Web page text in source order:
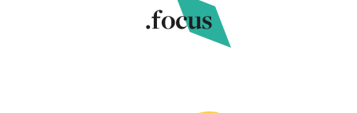
.focus